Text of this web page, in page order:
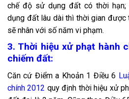
chế độ sử dụng đất có thời hạn;
dụng đất lâu dài thì thời gian được
sẽ nhân với số năm vi phạm.
3. Thời hiệu xử phạt hành
chiếm đất:
Căn cứ Điểm a Khoản 1 Điều 6
chính 2012 quy định thời hiệu xử